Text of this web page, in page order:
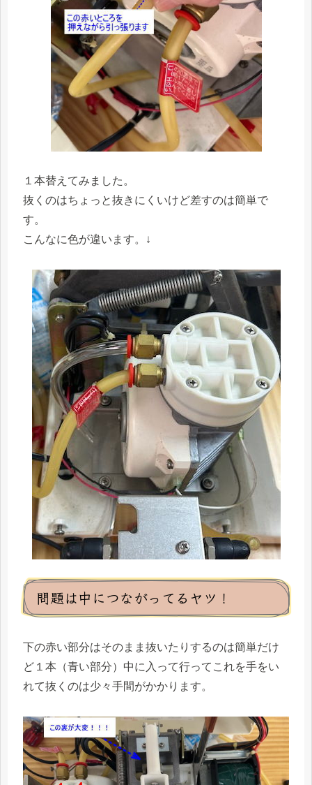
１本替えてみました。
抜くのはちょっと抜きにくいけど差すのは簡単で
す。
こんなに色が違います。↓
問題は中につながってるヤツ！
下の赤い部分はそのまま抜いたりするのは簡単だけ
ど１本（青い部分）中に入って行ってこれを手をい
れて抜くのは少々手間がかかります。